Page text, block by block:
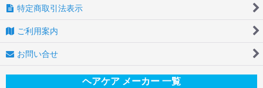
特定商取引法表示
ご利用案内
お問い合せ
ヘアケア メーカー 一覧